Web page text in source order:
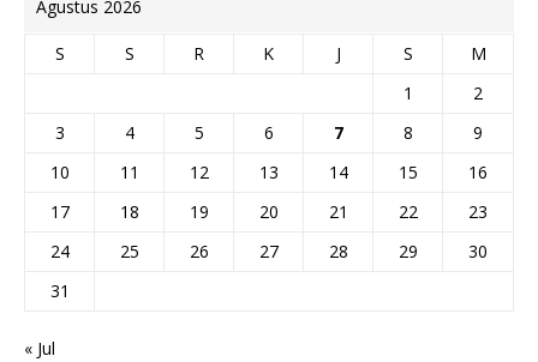
Agustus 2026
S S R K J S
M
1
2
3
4 5 6 7 8
9
10
11 12 13 14 15
16
17
18 19 20 21 22
23
24
25 26 27 28 29
30
31
« Jul